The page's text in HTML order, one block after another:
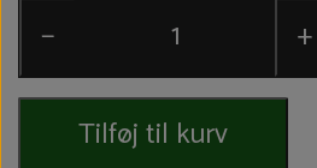
− +
Tilføj til kurv